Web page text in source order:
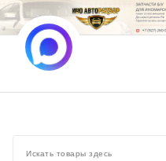
Перейти
к
содержимому